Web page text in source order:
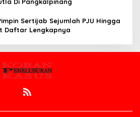
Di Pangkalpinang
Sertijab Sejumlah PJU Hingga
Daftar Lengkapnya